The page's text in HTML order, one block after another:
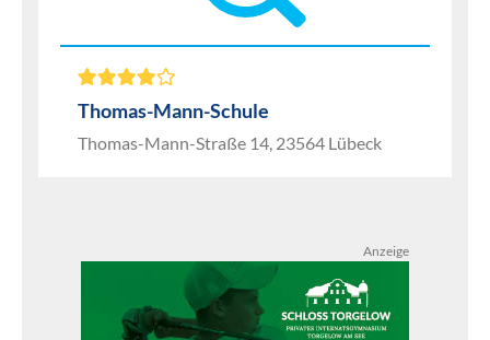
Thomas-Mann-Schule
Thomas-Mann-Straße 14, 23564 Lübeck
Anzeige